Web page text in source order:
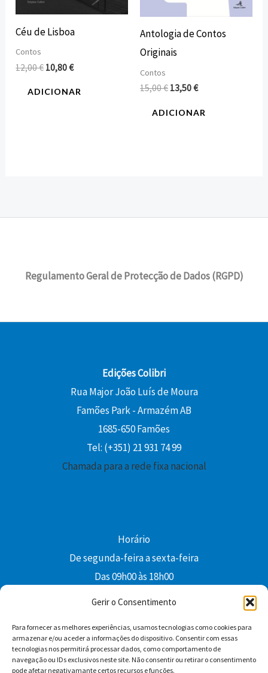
Gerir o Consentimento
Para fornecer as melhores experiências, usamos tecnologias como cookies para
armazenar e/ou aceder a informações do dispositivo. Consentir com essas
tecnologias nos permitirá processar dados, como comportamento de
navegação ou IDs exclusivos neste site. Não consentir ou retirar o consentimento
pode afetar negativamante certos recursos e funções.
Céu de Lisboa
Contos
12,00€ 10,80€
ADICIONAR
Antologia de Contos
Originais
Contos
15,00€ 13,50€
ADICIONAR
Regulamento Geral de Protecção de Dados (RGPD)
Edições Colibri
Rua Major João Luís de Moura
Famões Park - Armazém AB
1685-650 Famões
Tel: (+351) 21 931 74 99
Chamada para a rede fixa nacional
Horário
De segunda-feira a sexta-feira
Das 09h00 às 18h00
Facebook YouTube Instagram
Whatsapp
Condições Gerais de Venda